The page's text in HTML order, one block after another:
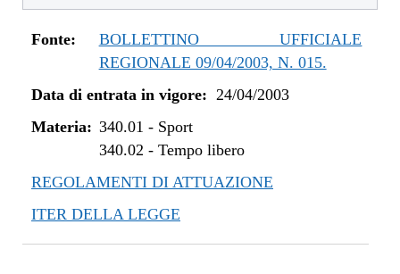
Fonte:
BOLLETTINO UFFICIALE
REGIONALE 09/04/2003, N. 015.
Data di entrata in vigore: 24/04/2003
Materia: 340.01 - Sport
340.02 - Tempo libero
REGOLAMENTI DI ATTUAZIONE
ITER DELLA LEGGE